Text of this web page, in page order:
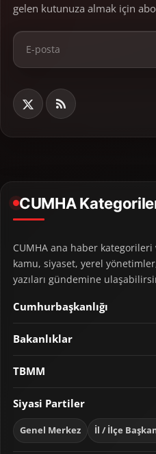
gelen kutunuza almak için
CUMHA
CUMHA ana haber kategorileri
kamu, siyaset, yerel
yazıları gündemine
Cumhurbaşkanlığı
Bakanlıklar
TBMM
Siyasi Partiler
Genel Merkez İl / İlçe